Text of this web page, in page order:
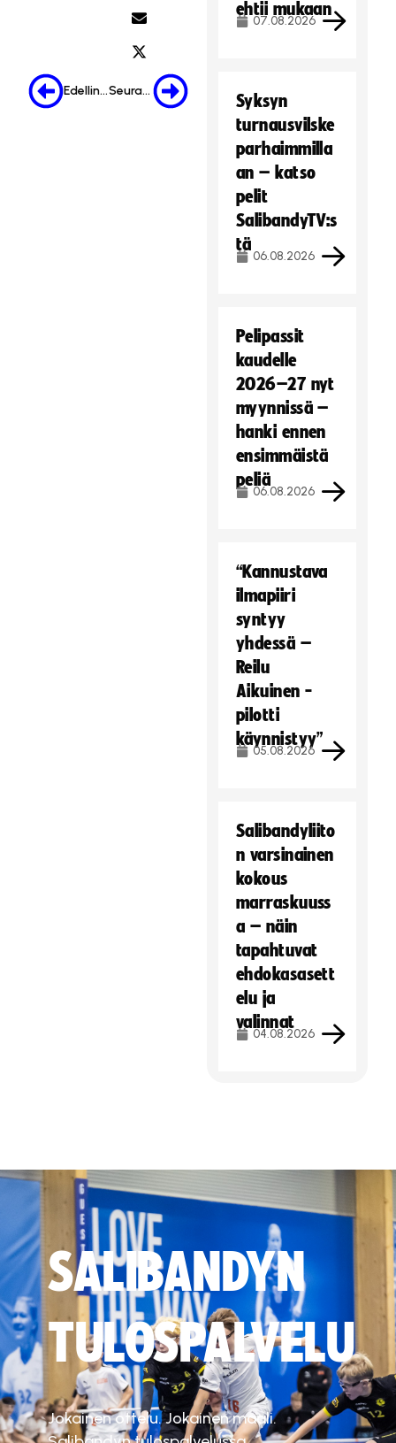
Edellinen Seuraava
ehtii mukaan
07.08.2026
Syksyn
turnausvilske
parhaimmilla
an – katso
pelit
SalibandyTV:s
tä
06.08.2026
Pelipassit
kaudelle
2026–27 nyt
myynnissä –
hanki ennen
ensimmäistä
peliä
06.08.2026
“Kannustava
ilmapiiri
syntyy
yhdessä –
Reilu
Aikuinen -
pilotti
käynnistyy”
05.08.2026
Salibandyliito
n varsinainen
kokous
marraskuuss
a – näin
tapahtuvat
ehdokasasett
elu ja
valinnat
04.08.2026
SALIBANDYN
TULOSPALVELU
Jokainen ottelu. Jokainen maali.